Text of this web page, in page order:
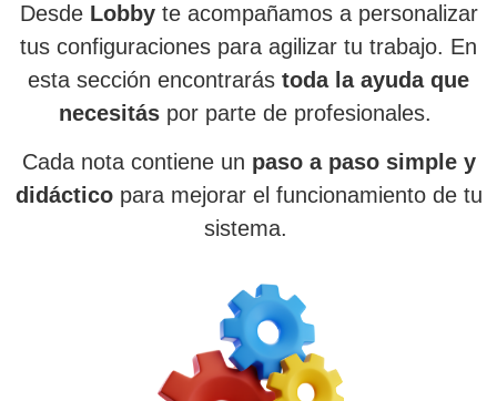
Desde Lobby te acompañamos a personalizar
tus configuraciones para agilizar tu trabajo. En
esta sección encontrarás toda la ayuda que
necesitás por parte de profesionales.
Cada nota contiene un paso a paso simple y
didácticopara mejorar el funcionamiento de tu
sistema.